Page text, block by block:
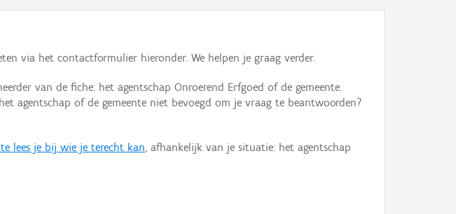
via het contactformulier hieronder. We helpen je graag verder.
van de fiche: het agentschap Onroerend Erfgoed of de gemeente.
agentschap of de gemeente niet bevoegd om je vraag te beantwoorden?
lees je bij wie je terecht kan, afhankelijk van je situatie: het agentschap